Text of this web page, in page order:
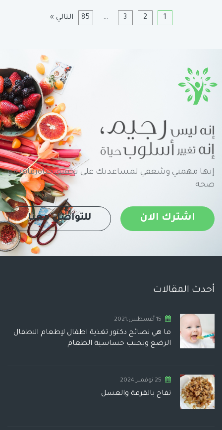
1
2
3
…
85 التالي »
إنها مهمتي وشغفي لمساعدتك على تحقيق حياةرفاهية و
صحة
اشترك الان للتواصل معنا
أحدث المقالات
15 أغسطس,2021
ما هي نصائح دكتور تغذية اطفال لإطعام الاطفال
الرضع وتجنب حساسية الطعام
25 نوفمبر,2024
تفاح بالقرفة والعسل